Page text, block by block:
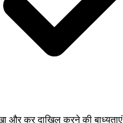
और कर दाखिल करने की बाध्यताएं